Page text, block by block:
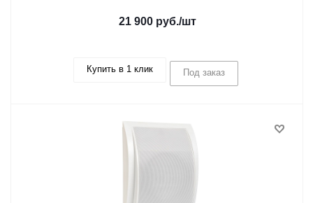
21 900 руб./шт
Купить в 1 клик Под заказ